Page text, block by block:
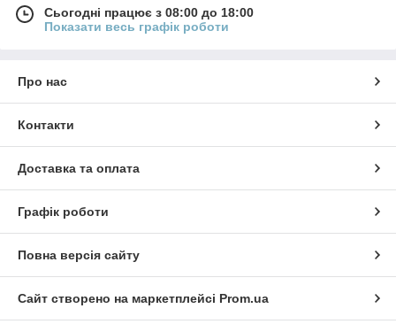
Сьогодні працює з 08:00 до 18:00
Показати весь графік роботи
Про нас
Контакти
Доставка та оплата
Графік роботи
Повна версія сайту
Сайт створено на маркетплейсі Prom.ua